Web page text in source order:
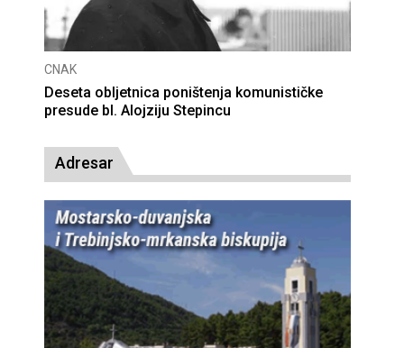
CNAK
Deseta obljetnica poništenja komunističke
presude bl. Alojziju Stepincu
Adresar